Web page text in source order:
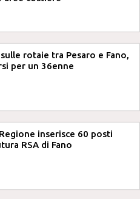
rotaie tra Pesaro e Fano,
per un 36enne
inserisce 60 posti
RSA di Fano